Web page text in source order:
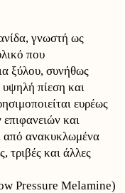
γνωστή ως
που
ξύλου, συνήθως
πίεση και
ευρέως
και
από ανακυκλωμένα
τριβές και άλλες
Pressure Melamine)